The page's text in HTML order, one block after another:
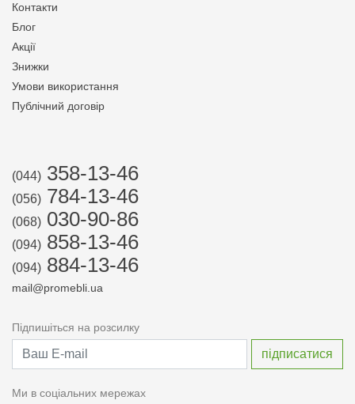
Контакти
Блог
Акції
Знижки
Умови використання
Публічний договір
(044) 358-13-46
(056) 784-13-46
(068) 030-90-86
(094) 858-13-46
(094) 884-13-46
mail@promebli.ua
Підпишіться на розсилку
Ми в соціальних мережах